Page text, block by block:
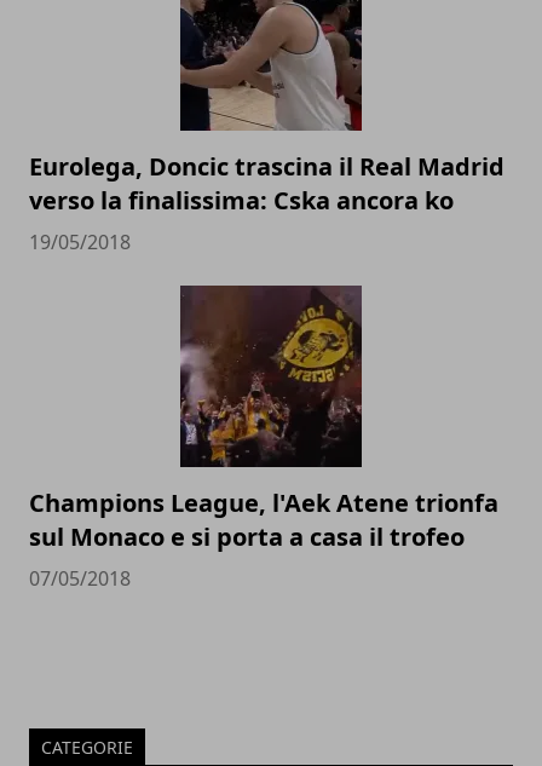
Eurolega, Doncic trascina il Real Madrid
verso la finalissima: Cska ancora ko
19/05/2018
Champions League, l'Aek Atene trionfa
sul Monaco e si porta a casa il trofeo
07/05/2018
CATEGORIE